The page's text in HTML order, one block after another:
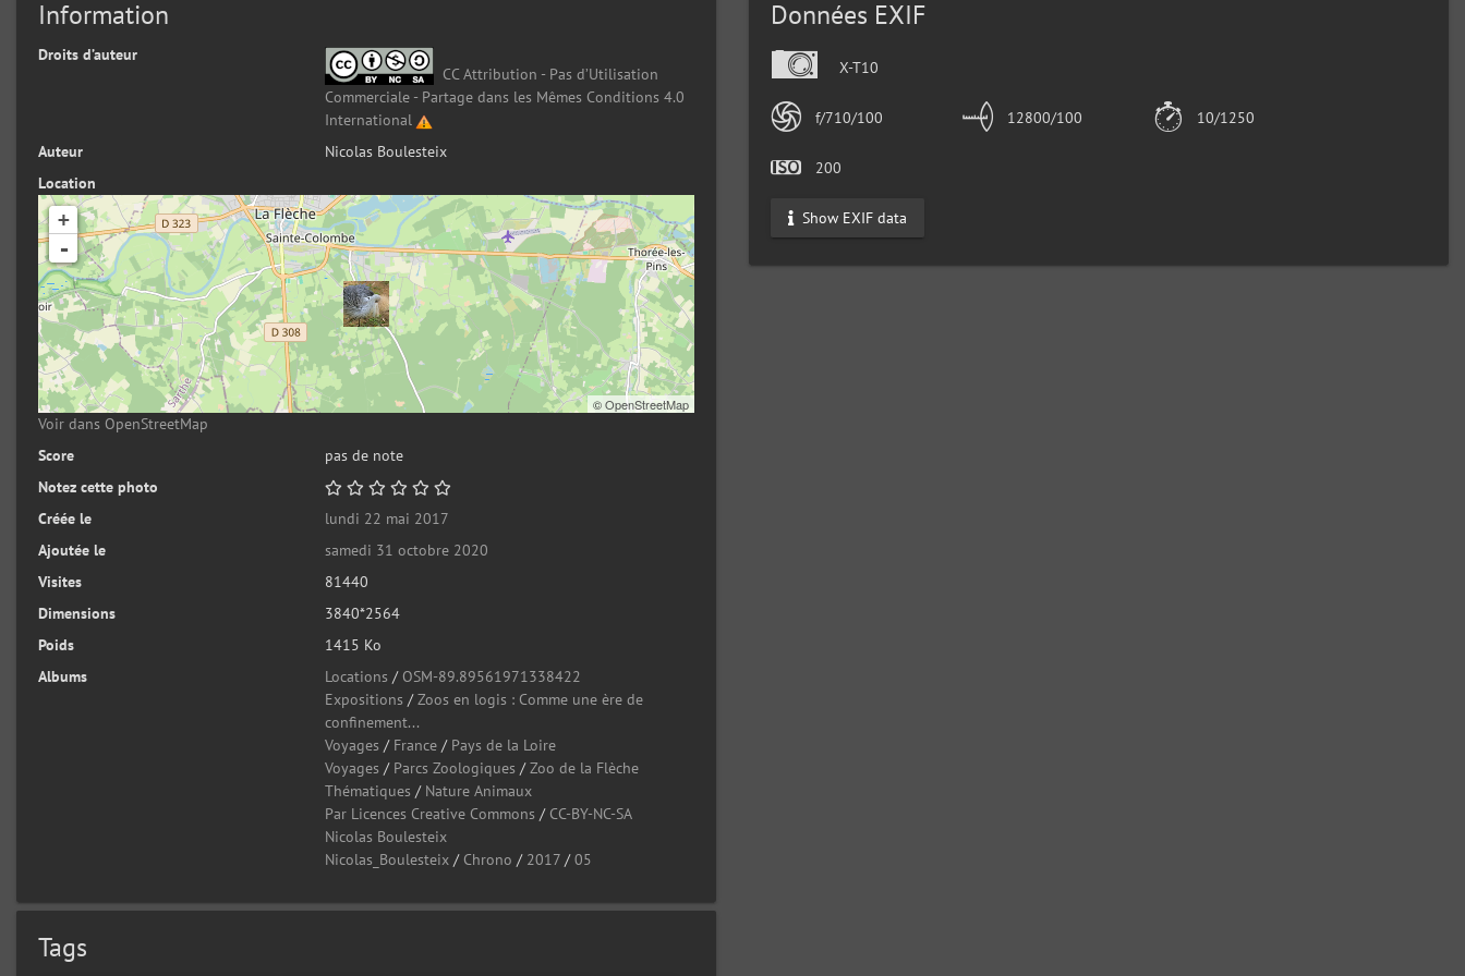
Information
Droits d’auteur
CC Attribution - Pas d’Utilisation
Commerciale - Partage dans les Mêmes Conditions 4.0
International
Auteur
Nicolas Boulesteix
Location
+
-
©OpenStreetMap
Voir dans OpenStreetMap
Score
pas de note
Notez cette photo
Créée le
lundi 22 mai 2017
Ajoutée le
samedi 31 octobre 2020
Visites
81440
Dimensions
3840*2564
Poids
1415 Ko
Albums
Locations / OSM-89.89561971338422
Expositions /Zoos en logis : Comme une ère de
confinement...
Voyages / France / Pays de la Loire
Voyages / Parcs Zoologiques /Zoo de la Flèche
Thématiques / Nature Animaux
Par Licences Creative Commons / CC-BY-NC-SA
Nicolas Boulesteix
Nicolas_Boulesteix / Chrono / 2017 /05
Tags
Données EXIF
X-T10
f/710/100 12800/100 10/1250
200
Show EXIF data